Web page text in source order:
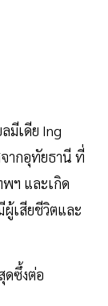
มีเดีย Ing
ากอุทัยธานี ที่
ฯ และเกิด
เสียชีวิตและ
ดซึ้งต่อ